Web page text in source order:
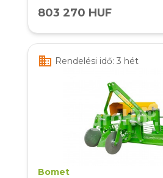
803 270 HUF
business Rendelési idő: 3 hét
Bomet